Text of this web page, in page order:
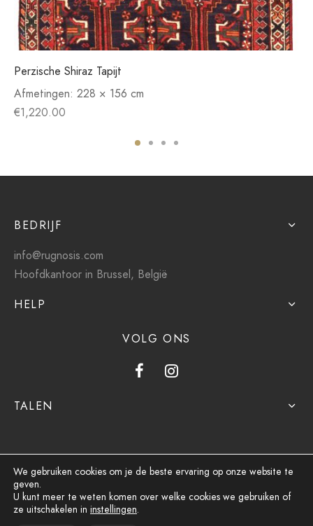
Perzische Shiraz Tapijt
Afmetingen: 228 × 156 cm
€1,220.00
BEDRIJF
info@rugnosis.com
Hoofdkantoor in Brussel, België
HELP
VOLG ONS
TALEN
Privacybeleid
We gebruiken cookies om je de beste ervaring op onze website te
geven.
U kunt meer te weten komen over welke cookies we gebruiken of
ze uitschakelen in instellingen.